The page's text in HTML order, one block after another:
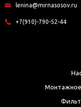
lenina@mirnasosov.ru
+7(910)-790-52-44